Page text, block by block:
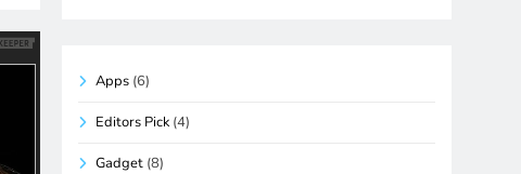
Apps (6)
Editors Pick (4)
Gadget (8)